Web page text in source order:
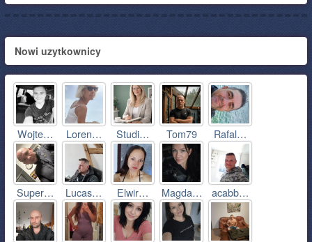
Nowi uzytkownicy
Wojte… Loren… Studi… Tom79 Rafal…
Super… Lucas… Elwir… Magda… acabb…